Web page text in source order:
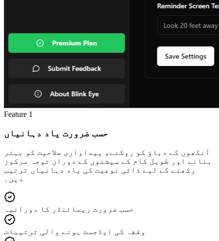
Feature 1
حسب ضرورت یاد دہانیاں
آنکھوں کے دباؤ کو روکنے، پیداواری صلاحیت کو بہتر
بنانے اور طویل کام کے سیشنوں کے دوران توجہ مرکوز
رکھنے کے لیے ذاتی نوعیت کی یاد دہانیاں ترتیب
دیں۔
حسب ضرورت ریمائنڈر کا دورانیہ
وقفہ کی ایڈجسٹ ہونے والی ترتیبات